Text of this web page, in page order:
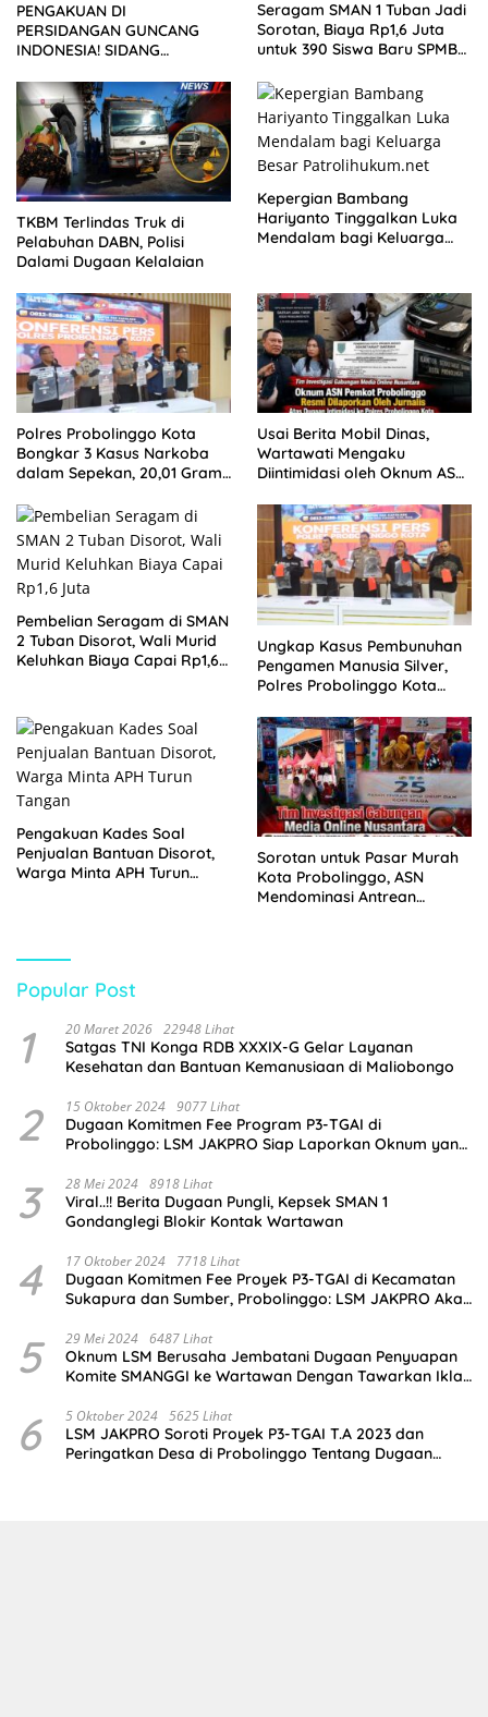
PENGAKUAN DI
PERSIDANGAN GUNCANG
INDONESIA! SIDANG
KELUARGA KORBAN
MENGAMUK DI PN MALANG
Seragam SMAN 1 Tuban Jadi
Sorotan, Biaya Rp1,6 Juta
untuk 390 Siswa Baru SPMB
TKBM Terlindas Truk di
Pelabuhan DABN, Polisi
Dalami Dugaan Kelalaian
Kepergian Bambang
Hariyanto Tinggalkan Luka
Mendalam bagi Keluarga
Polres Probolinggo Kota
Bongkar 3 Kasus Narkoba
dalam Sepekan, 20,01 Gram
Usai Berita Mobil Dinas,
Wartawati Mengaku
Diintimidasi oleh Oknum ASN
Tempuh Jalur Hukum
Pembelian Seragam di SMAN
2 Tuban Disorot, Wali Murid
Keluhkan Biaya Capai Rp1,6
Ungkap Kasus Pembunuhan
Pengamen Manusia Silver,
Polres Probolinggo Kota
Pengakuan Kades Soal
Penjualan Bantuan Disorot,
Warga Minta APH Turun
Sorotan untuk Pasar Murah
Kota Probolinggo, ASN
Mendominasi Antrean
Popular Post
1 20 Maret 2026 22948 Lihat
Satgas TNI Konga RDB XXXIX-G Gelar Layanan
Kesehatan dan Bantuan Kemanusiaan di Maliobongo
2 15 Oktober 2024 9077 Lihat
Dugaan Komitmen Fee Program P3-TGAI di
Probolinggo: LSM JAKPRO Siap Laporkan Oknum yang
3 28 Mei 2024 8918 Lihat
Viral..!! Berita Dugaan Pungli, Kepsek SMAN 1
Gondanglegi Blokir Kontak Wartawan
4 17 Oktober 2024 7718 Lihat
Dugaan Komitmen Fee Proyek P3-TGAI di Kecamatan
Sukapura dan Sumber, Probolinggo: LSM JAKPRO Akan
5 29 Mei 2024 6487 Lihat
Oknum LSM Berusaha Jembatani Dugaan Penyuapan
Komite SMANGGI ke Wartawan Dengan Tawarkan Iklan
6 5 Oktober 2024 5625 Lihat
LSM JAKPRO Soroti Proyek P3-TGAI T.A 2023 dan
Peringatkan Desa di Probolinggo Tentang Dugaan